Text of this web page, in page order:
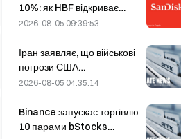
10%: як HBF відкриває
новий цикл розвитку AI-
фінансовий звіт
підтвердити
обґрунтованість цього
2026-08-05 09:39:53
Іран заявляє, що військові
погрози США
відтерміновують
щодо Ормузької протоки 5
серпня
2026-08-05 04:35:14
Binance запускає торгівлю
10 парами bStocks